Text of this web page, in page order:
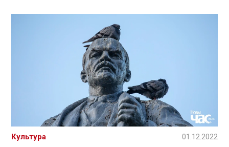
Культура 01.12.2022